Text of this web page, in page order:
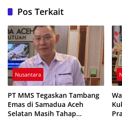
Pos Terkait
Nusantara
PT MMS Tegaskan Tambang
Emas di Samadua Aceh
Selatan Masih Tahap